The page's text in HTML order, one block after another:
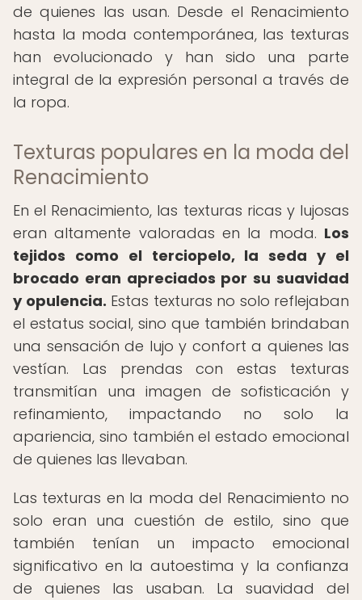
de quienes las usan. Desde el Renacimiento
hasta la moda contemporánea, las texturas
han evolucionado y han sido una parte
integral de la expresión personal a través de
la ropa.
Texturas populares en la moda del
Renacimiento
En el Renacimiento, las texturas ricas y lujosas
eran altamente valoradas en la moda. Los
tejidos como el terciopelo, la seda y el
brocado eran apreciados por su suavidad
y opulencia. Estas texturas no solo reflejaban
el estatus social, sino que también brindaban
una sensación de lujo y confort a quienes las
vestían. Las prendas con estas texturas
transmitían una imagen de sofisticación y
refinamiento, impactando no solo la
apariencia, sino también el estado emocional
de quienes las llevaban.
Las texturas en la moda del Renacimiento no
solo eran una cuestión de estilo, sino que
también tenían un impacto emocional
significativo en la autoestima y la confianza
de quienes las usaban. La suavidad del